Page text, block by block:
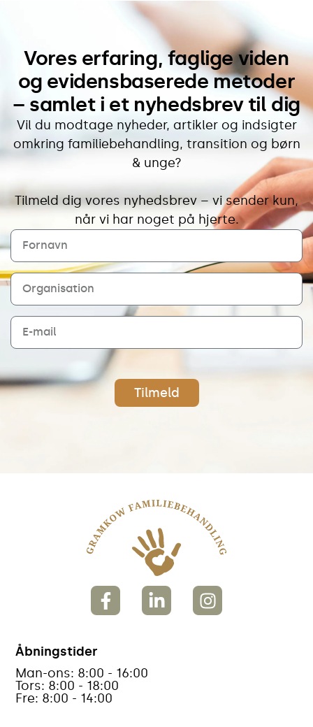
Sanne knyttet til et par familier - igen med samme
Vores erfaring, faglige viden
og evidensbaserede metoder
– samlet i et nyhedsbrev til dig
Vil du modtage nyheder, artikler og indsigter
omkring familiebehandling, transition og børn
& unge?
Tilmeld dig vores nyhedsbrev – vi sender kun,
når vi har noget på hjerte.
Tilmeld
Åbningstider
Man-ons: 8:00 - 16:00
Tors: 8:00 - 18:00
Fre: 8:00 - 14:00